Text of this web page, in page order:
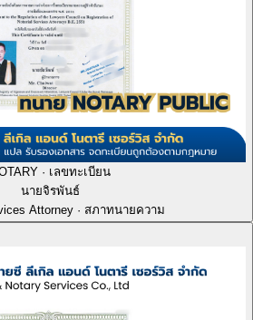
· เลขทะเบียน
นายจิรพันธ์
Attorney · สภาทนายความ